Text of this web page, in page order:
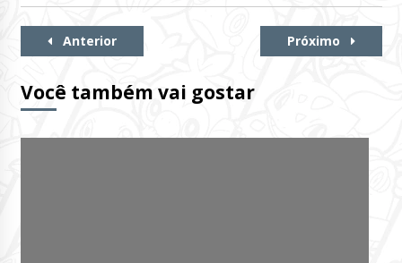
Continue
Anterior Próximo
Você também vai gostar